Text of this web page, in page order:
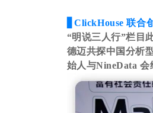
▋ClickHouse 联合
“明说三人行”栏目
德迈共探中国分析
始人与NineData 会